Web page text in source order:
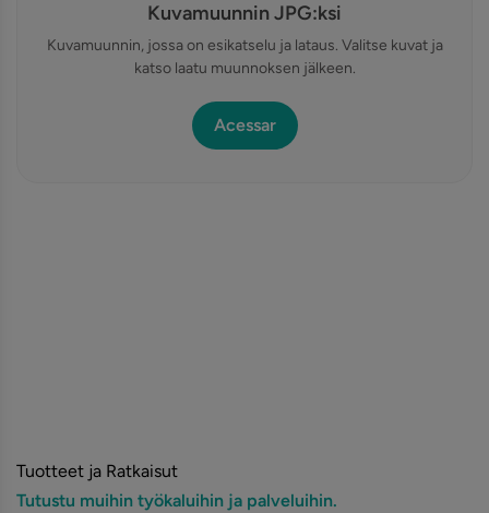
Kuvamuunnin JPG:ksi
Kuvamuunnin, jossa on esikatselu ja lataus. Valitse kuvat ja
katso laatu muunnoksen jälkeen.
Acessar
Tuotteet ja Ratkaisut
Tutustu muihin työkaluihin ja palveluihin.